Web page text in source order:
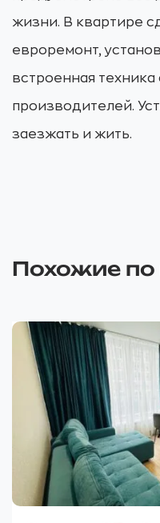
жизни. В квартире
евроремонт,
встроенная
производителей.
заезжать и жить.
Похожие по